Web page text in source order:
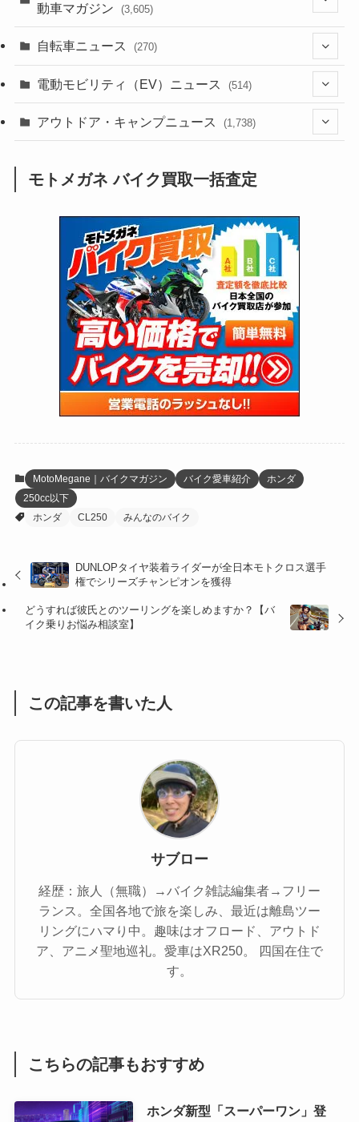
(638)
(118)
(60)
(31)
(51)
(34)
(5)
(12)
(63)
(109)
(252)
(38)
(24)
(16)
(25)
(24)
(47)
(15)
(5)
(249)
(64)
(16)
(62)
(4)
(6)
(17)
(5)
(306)
(6,957)
(2,473)
(249)
(1,226)
(12)
(131)
(38)
(131)
(167)
(85)
(21)
(61)
(171)
(98)
(13)
(60)
(274)
(171)
(38)
(47)
(59)
(47)
(1)
(66)
(16)
(141)
(255)
(204)
(1,141)
(166)
(23)
(33)
(34)
(35)
(41)
(415)
(16)
動車マガジン (3,605)
(185)
(137)
(73)
(2,744)
(126)
(170)
自転車ニュース (270)
(54)
(211)
電動モビリティ（EV）ニュース (514)
(132)
(171)
(118)
(27)
アウトドア・キャンプニュース (1,738)
(1,605)
(147)
(13)
(19)
(12)
(16)
(16)
(1)
モトメガネ バイク買取一括査定
MotoMegane｜バイクマガジン バイク愛車紹介
ホンダ
250cc以下
ホンダ
CL250 みんなのバイク
DUNLOPタイヤ装着ライダーが全日本モトクロス選手
権でシリーズチャンピオンを獲得
どうすれば彼氏とのツーリングを楽しめますか？【バ
イク乗りお悩み相談室】
この記事を書いた人
サブロー
経歴：旅人（無職）→バイク雑誌編集者→フリー
ランス。全国各地で旅を楽しみ、最近は離島ツー
リングにハマり中。趣味はオフロード、アウトド
ア、アニメ聖地巡礼。愛車はXR250。 四国在住で
す。
こちらの記事もおすすめ
ホンダ新型「スーパーワン」登